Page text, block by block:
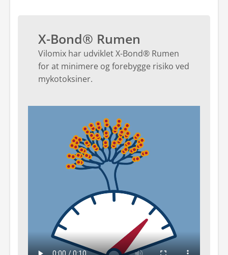
X-Bond® Rumen
Vilomix har udviklet X-Bond® Rumen
for at minimere og forebygge risiko ved
mykotoksiner.